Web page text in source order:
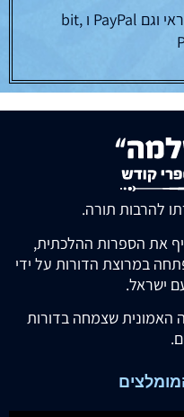
עובדים עם כל כרטיסי האשראי וגם PayPal ו bit,
להרבות תורה.
את הספרות ההלכתית,
במרוצת הדורות על ידי
ישראל.
האמונית שצמחה בדורות